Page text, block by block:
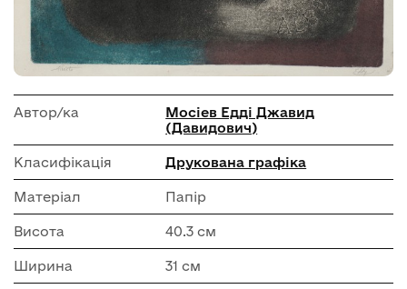
Автор/ка
Мосіев Едді Джавид
(Давидович)
Класифікація Друкована графіка
Матеріал Папір
Висота 40.3 см
Ширина 31 см